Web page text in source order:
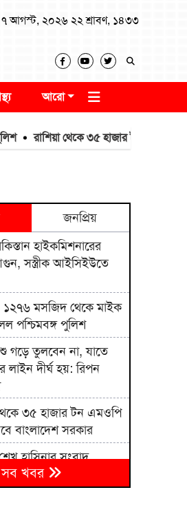
৭ আগস্ট, ২০২৬ ২২ শ্রাবণ, ১৪৩৩
আরো
থেকে ৩৫ হাজার টন এমওপি সার
জনপ্রিয়
হাইকমিশনারের
সস্ত্রীক আইসিইউতে
১২৭৬ মসজিদ থেকে মাইক
পশ্চিমবঙ্গ পুলিশ
গড়ে তুলবেন না, যাতে
লাইন দীর্ঘ হয়: রিপন
৩৫ হাজার টন এমওপি
বাংলাদেশ সরকার
হাসিনার সংবাদ
সার্বভৌমত্বের প্রতি
সব খবর